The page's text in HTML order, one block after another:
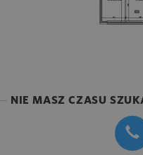
NIE MASZ CZASU